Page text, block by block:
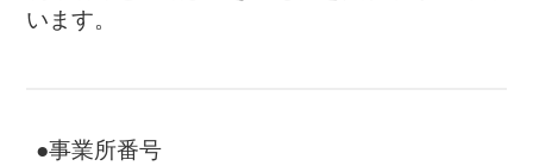
います。
●事業所番号